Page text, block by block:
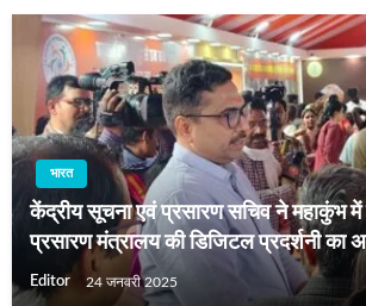
भारत
केंद्रीय सूचना एवं प्रसारण सचिव ने महाकुंभ
प्रसारण मंत्रालय की डिजिटल प्रदर्शनी का
Editor 24 जनवरी 2025